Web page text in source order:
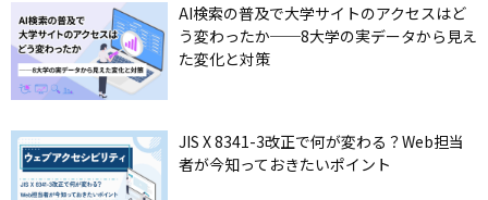
AI検索の普及で大学サイトのアクセスはど
う変わったか──8大学の実データから見え
た変化と対策
JIS X 8341-3改正で何が変わる？Web担当
者が今知っておきたいポイント